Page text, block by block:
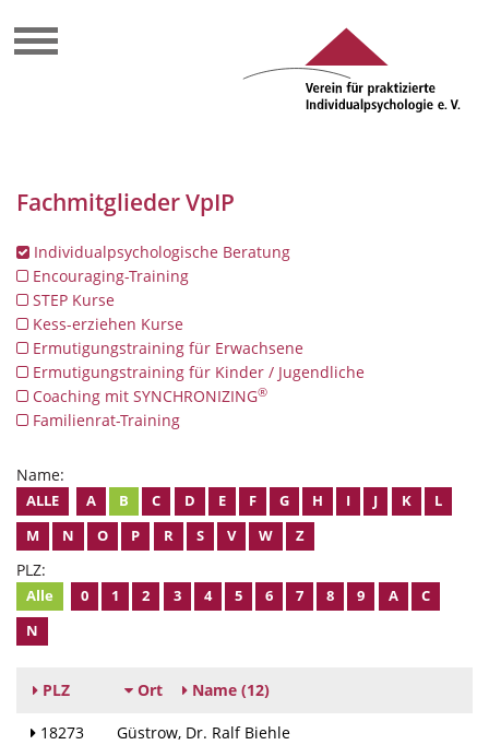
Fachmitglieder VpIP
Individualpsychologische Beratung
Encouraging-Training
STEP Kurse
Kess-erziehen Kurse
Ermutigungstraining für Erwachsene
Ermutigungstraining für Kinder / Jugendliche
Coaching mit SYNCHRONIZING®
Familienrat-Training
Name:
ALLE A B C D E F G H I J K
L
M
N O P R S V W Z
PLZ:
Alle 0 1 2 3 4 5 6 7 8 9 A
C
N
PLZ Ort Name (12)
18273 Güstrow Dr. Ralf Biehle